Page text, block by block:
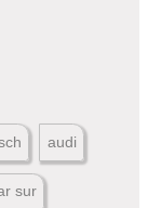
audi
sur